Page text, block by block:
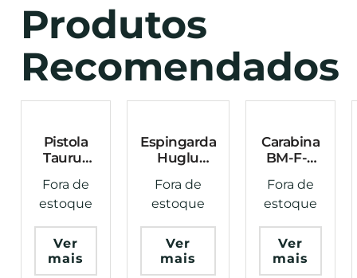
Produtos
Recomendados
Pistola
Taurus
Plus
Oxidado
19 Tiros
Fora de
estoque
Ver
mais
Espingarda
Huglu
Tactical
Black
12 20″ 7
Tiros
Fora de
estoque
Ver
mais
Carabina
BM-F-9
9″ 32
Tiros
Fora de
estoque
Ver
mais